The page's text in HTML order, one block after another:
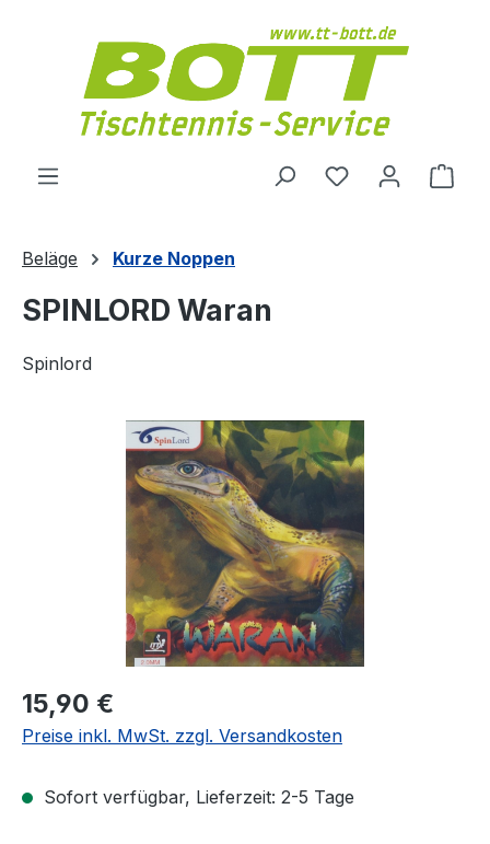
Du hast 0
Beläge Kurze Noppen
SPINLORD Waran
Spinlord
Regulärer Preis:
15,90 €
Preise inkl. MwSt. zzgl. Versandkosten
Sofort verfügbar, Lieferzeit: 2-5 Tage